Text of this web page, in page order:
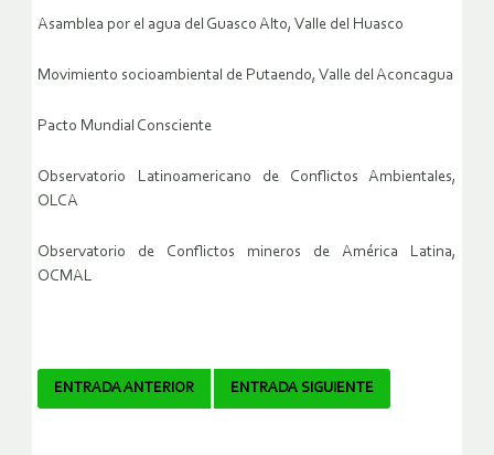
Asamblea por el agua del Guasco Alto, Valle del Huasco
Movimiento socioambiental de Putaendo, Valle del Aconcagua
Pacto Mundial Consciente
Observatorio Latinoamericano de Conflictos Ambientales,
OLCA
Observatorio de Conflictos mineros de América Latina,
OCMAL
Navegador
ENTRADA ANTERIOR ENTRADA SIGUIENTE